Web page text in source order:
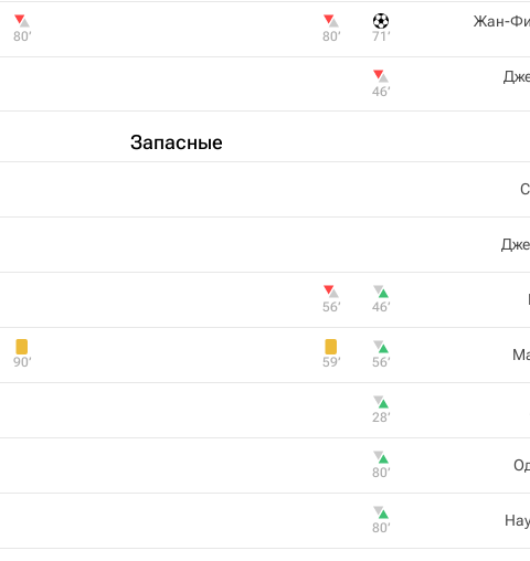
80‎’‎
Запасные
90‎’‎
Жан-
71‎’‎
80‎’‎
46‎’‎
46‎’‎
56‎’‎
56‎’‎
59‎’‎
28‎’‎
80‎’‎
80‎’‎